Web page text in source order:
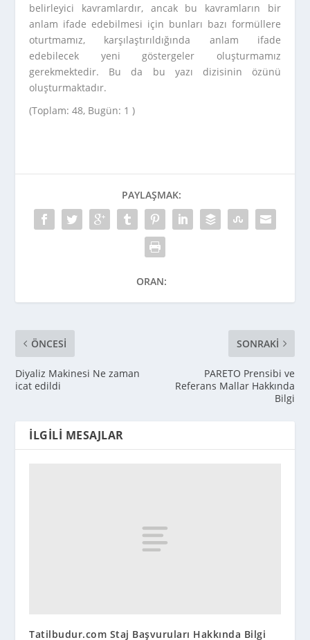
belirleyici kavramlardır, ancak bu kavramların bir
anlam ifade edebilmesi için bunları bazı formüllere
oturtmamız, karşılaştırıldığında anlam ifade
edebilecek yeni göstergeler oluşturmamız
gerekmektedir. Bu da bu yazı dizisinin özünü
oluşturmaktadır.
(Toplam: 48, Bugün: 1 )
PAYLAŞMAK:
ORAN:
ÖNCESI
Diyaliz Makinesi Ne zaman
icat edildi
SONRAKI
PARETO Prensibi ve
Referans Mallar Hakkında
Bilgi
İLGILI MESAJLAR
Tatilbudur.com Staj Başvuruları Hakkında Bilgi